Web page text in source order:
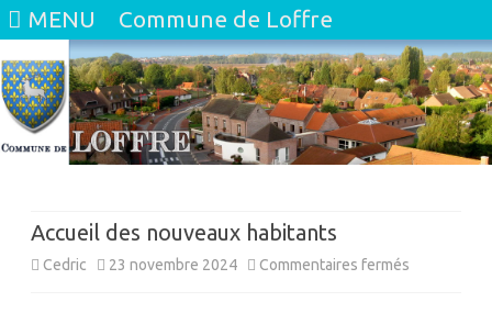
MENU Commune de Loffre
Accueil des nouveaux habitants
Cedric 23 novembre 2024 Commentaires fermés